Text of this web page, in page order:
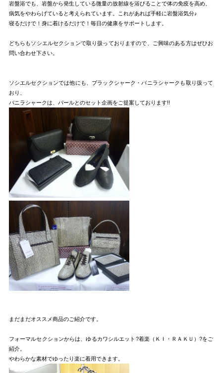
岩盤浴でも、岩盤から発生している微量の放射線を浴びることで体の免疫を高め、
病気をやわらげていると考えられています。これがあれば手軽に岩盤浴気分♪
寝るだけで！身に着けるだけで！毎日の健康をサポートします。
どちらもソシエルセクションで取り扱っておりますので、ご興味のある方はぜひお
問い合わせ下さい。
ソシエルセクションでは他にも、ブラックシャーク・バニラシャークも取り扱って
おり、
バニラシャークは、パールとのセット企画をご提案しております!!
まだまだオススメ商品のご紹介です。
フォーマルセクションからは、ゆるカワシルエット?着楽（ＫＩ・ＲＡＫＵ）?をご
紹介。
やわらかな素材でゆったり楽に着用できます。